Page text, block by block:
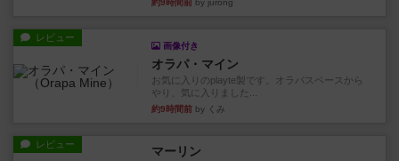
約9時間前 by jurong
レビュー
画像付き
オラパ・マイン
お気に入りのplayte製です。オラパスペースから
やり、気に入りました...
約9時間前 by くみ
レビュー マーリン